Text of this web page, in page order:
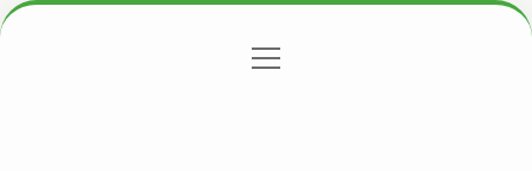
Gizlilik Politikası
menüyü